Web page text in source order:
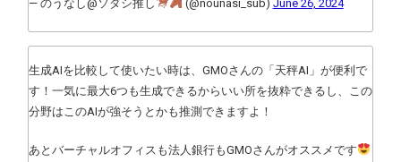
— のうなし@ソダシ推し (@nounasi_sub) June 26, 2024
生成AIを比較して使いたい時は、GMOさんの「天秤AI」が便利で
す！一気に最大6つも生成できるからいい所を抜粋できるし、この
分野はこのAIが強そうとかも推測できますよ！
あとバーチャルオフィスも法人銀行もGMOさんがオススメです